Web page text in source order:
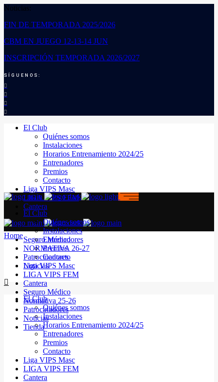
Noticias:
FIN DE TEMPORADA 2025/2026
CBM EN JUEGO 12-13-14 JUN
INSCRIPCIÓN TEMPORADA 2026/2027
SÍGUENOS:
El Club
Quiénes somos
Instalaciones
Horarios Entrenamiento 2024/25
Entrenadores
Premios
Contacto
Liga VIPS Masc
LIGA VIPS FEM
Cantera
Seguro Médico
NORMATIVA 26-27
Patrocinadores
Noticias
El Club
Quiénes somos
Instalaciones
Horarios Entrenamiento 2024/25
Entrenadores
Premios
Contacto
Liga VIPS Masc
LIGA VIPS FEM
Cantera
El Club
Quiénes somos
Instalaciones
Entrenadores
Premios
Contacto
Liga VIPS Masc
LIGA VIPS FEM
Cantera
Seguro Médico
Normativa 25-26
Patrocinadores
Noticias
Tienda
Home